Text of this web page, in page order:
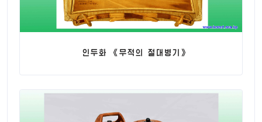
인두화 《무적의 절대병기》